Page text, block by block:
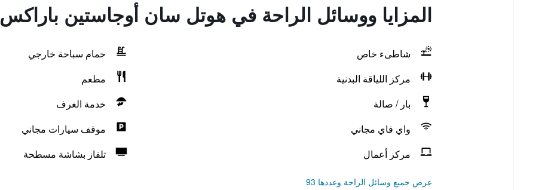
المزايا ووسائل الراحة في هوتل سان أوجاستين باراكس
شاطىء خاص
حمام سباحة خارجي
مركز اللياقة البدنية
مطعم
بار / صالة
خدمة الغرف
واي فاي مجاني
موقف سيارات مجاني
مركز أعمال
تلفاز بشاشة مسطحة
عرض جميع وسائل الراحة وعددها 93